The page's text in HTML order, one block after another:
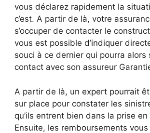
vous déclarez rapidement la
c’est. A partir de là, votre
s’occuper de contacter le
vous est possible d’indiquer
souci à ce dernier qui pourra alors
contact avec son assureur
A partir de là, un expert pourrait
sur place pour constater les
qu’ils entrent bien dans la prise en
Ensuite, les remboursements